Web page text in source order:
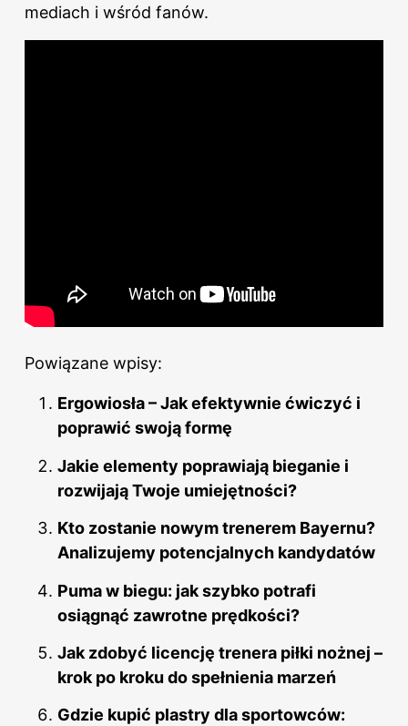
mediach i wśród fanów.
Powiązane wpisy:
Ergowiosła – Jak efektywnie ćwiczyć i
poprawić swoją formę
Jakie elementy poprawiają bieganie i
rozwijają Twoje umiejętności?
Kto zostanie nowym trenerem Bayernu?
Analizujemy potencjalnych kandydatów
Puma w biegu: jak szybko potrafi
osiągnąć zawrotne prędkości?
Jak zdobyć licencję trenera piłki nożnej –
krok po kroku do spełnienia marzeń
Gdzie kupić plastry dla sportowców: